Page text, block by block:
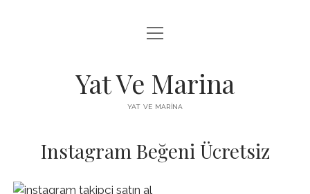
FACEBOOK BEĞENI YÜKSELTME HILESI
menüyü
aç
Yat Ve Marina
YAT VE MARINA
Instagram Beğeni Ücretsiz